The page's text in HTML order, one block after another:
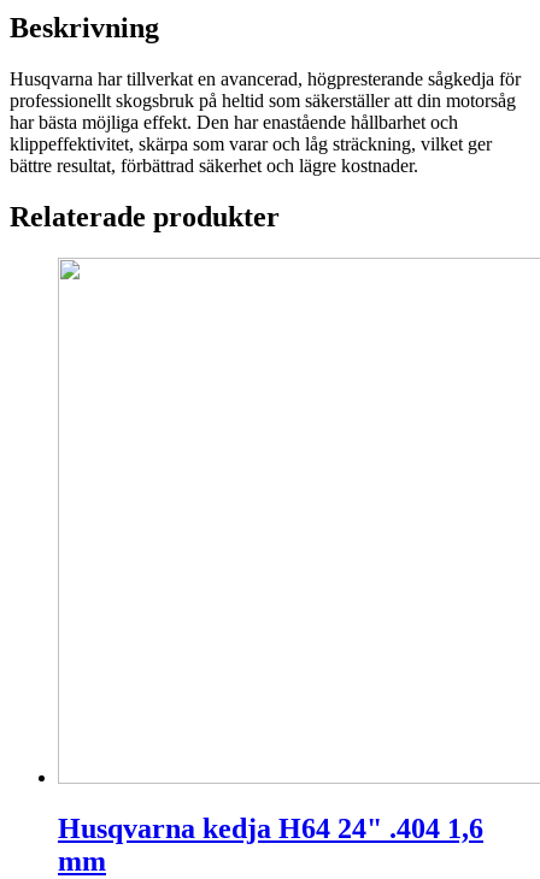
3/8"
1,5
mängd
Beskrivning
Husqvarna har tillverkat en avancerad, högpresterande sågkedja för
professionellt skogsbruk på heltid som säkerställer att din motorsåg
har bästa möjliga effekt. Den har enastående hållbarhet och
klippeffektivitet, skärpa som varar och låg sträckning, vilket ger
bättre resultat, förbättrad säkerhet och lägre kostnader.
Relaterade produkter
Husqvarna kedja H64 24" .404 1,6
mm